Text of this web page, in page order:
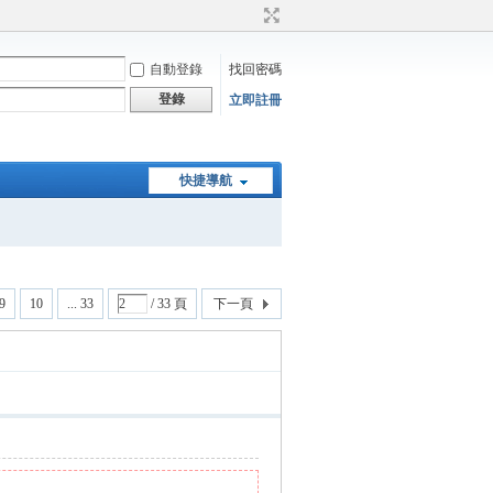
自動登錄
找回密碼
登錄
立即註冊
快捷導航
9 10 ... 33 / 33 頁 下一頁